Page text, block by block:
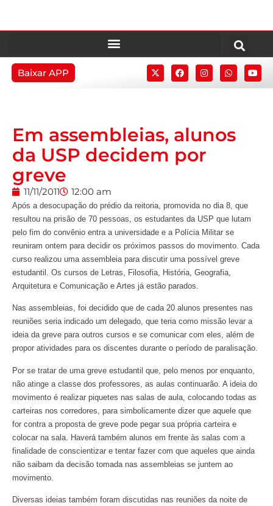
Baixar APP
Em assembleias, alunos
da USP decidem por
greve
11/11/2011 12:00 am
Após a desocupação do prédio da reitoria, promovida no dia 8, que
resultou na prisão de 70 pessoas, os estudantes da USP que lutam
pelo fim do convênio entra a universidade e a Polícia Militar se
reuniram ontem para decidir os próximos passos do movimento. Cada
curso realizou uma assembleia para discutir uma possível greve
estudantil. Os cursos de Letras, Filosofia, História, Geografia,
Arquitetura e Comunicação e Artes já estão parados.
Nas assembleias, foi decidido que de cada 20 alunos presentes nas
reuniões seria indicado um delegado, que teria como missão levar a
ideia da greve para outros cursos e se comunicar com eles, além de
propor atividades para os discentes durante o período de paralisação.
Por se tratar de uma greve estudantil que, pelo menos por enquanto,
não atinge a classe dos professores, as aulas continuarão. A ideia do
movimento é realizar piquetes nas salas de aula, colocando todas as
carteiras nos corredores, para simbolicamente dizer que aquele que
for contra a proposta de greve pode pegar sua própria carteira e
colocar na sala. Haverá também alunos em frente às salas com a
finalidade de conscientizar e tentar fazer com que aqueles que ainda
não saibam da decisão tomada nas assembleias se juntem ao
movimento.
Diversas ideias também foram discutidas nas reuniões da noite de